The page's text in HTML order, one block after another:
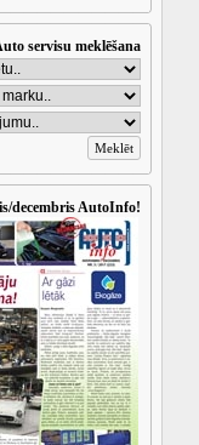
servisu meklēšana
decembris AutoInfo!